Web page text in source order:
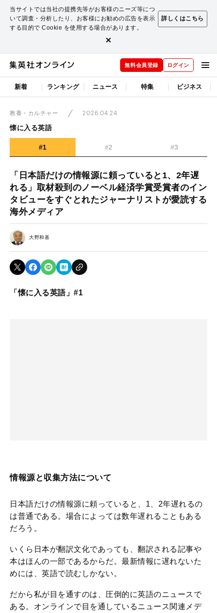
当サイトでは当社の提携先等がお客様のニーズ等につ
いて調査・分析したり、お客様にお勧めの広告を表示
する目的で Cookie を使用する場合があります。
詳しくはこちら
×
無料会員登録 ログイン
新着 ランキング ニュース 特集 ビジネス
教養・カルチャー
2026.04.24
懐に入る英語
#1 #2 #3
「日本語だけの情報源に頼っていると1、2年遅
れる」取材殺到のノーベル経済学賞受賞者のイン
タビューをすぐとれたジャーナリストが愛読する
海外メディア
大野和基
「懐に入る英語」#1
情報源と収集方法について
日本語だけの情報源に頼っていると、1、2年遅れるの
は普通である。場合によっては数年遅れることもある
だろう。
いくら日本が翻訳文化であっても、翻訳される記事や
本はほんの一部であるからだ。最新情報に遅れないた
めには、英語で読むしかない。
だから私が目を通すのは、圧倒的に英語のニュースで
ある。オンラインで目を通しているニュース関連メデ